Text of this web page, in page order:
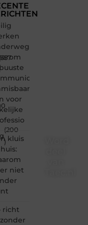
(200
)
voor
kluis
niet
richt